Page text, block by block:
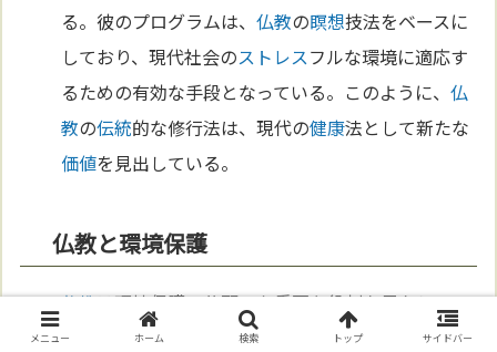
る。彼のプログラムは、仏教の瞑想技法をベースに
しており、現代社会のストレスフルな環境に適応す
るための有効な手段となっている。このように、仏
教の伝統的な修行法は、現代の健康法として新たな
価値を見出している。
仏教と環境保護
仏教は環境保護の分野でも重要な役割を果たしてい
る。
の教義は、すべての生命が相互に依存して
メニュー ホーム 検索 トップ サイドバー